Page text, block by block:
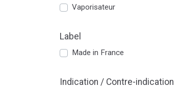
Vaporisateur
Label
Made in France
Indication / Contre-indication